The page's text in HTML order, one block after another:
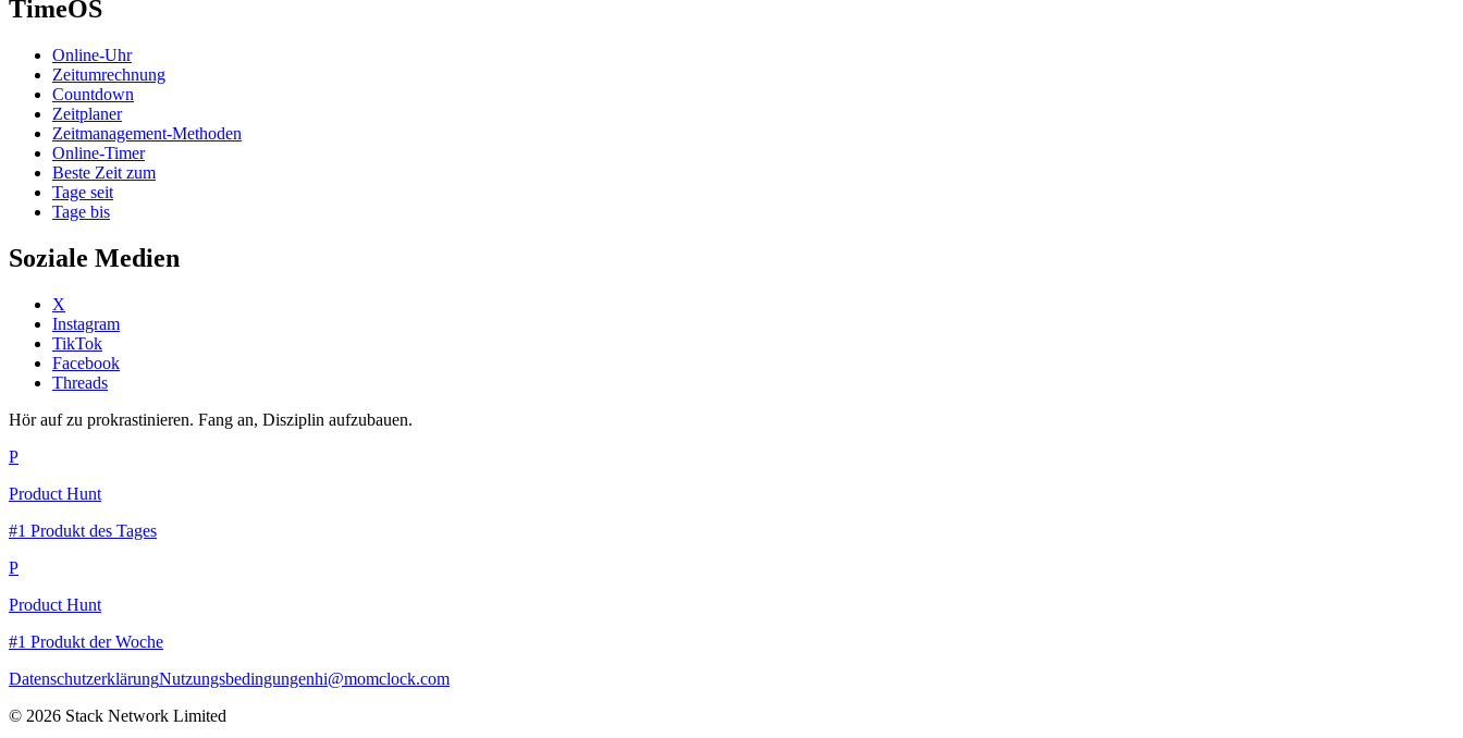
TimeOS
Online-Uhr
Zeitumrechnung
Countdown
Zeitplaner
Zeitmanagement-Methoden
Online-Timer
Beste Zeit zum
Tage seit
Tage bis
Soziale Medien
X
Instagram
TikTok
Facebook
Threads
Hör auf zu prokrastinieren. Fang an, Disziplin aufzubauen.
P
Product Hunt
#1 Produkt des Tages
P
Product Hunt
#1 Produkt der Woche
DatenschutzerklärungNutzungsbedingungenhi@momclock.com
© 2026 Stack Network Limited